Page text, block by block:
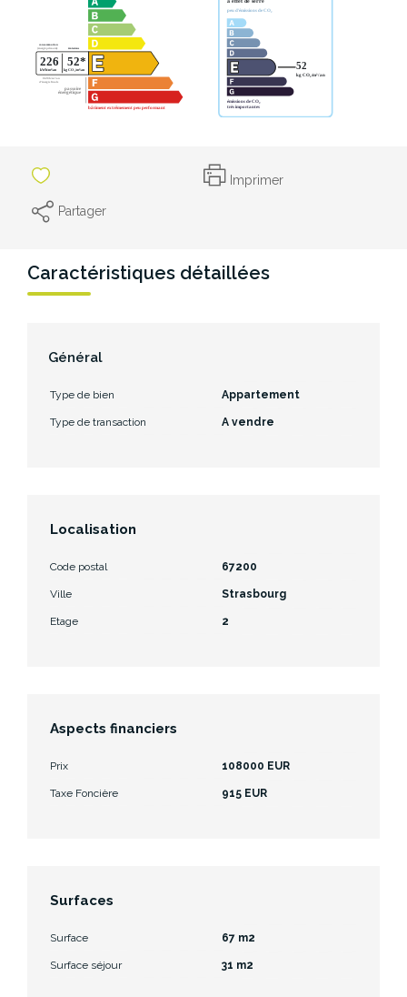
Imprimer
Partager
Caractéristiques détaillées
Général
Type de bien Appartement
Type de transaction A vendre
Localisation
Code postal 67200
Ville Strasbourg
Etage 2
Aspects financiers
Prix 108000 EUR
Taxe Foncière 915 EUR
Surfaces
Surface 67 m2
Surface séjour 31 m2